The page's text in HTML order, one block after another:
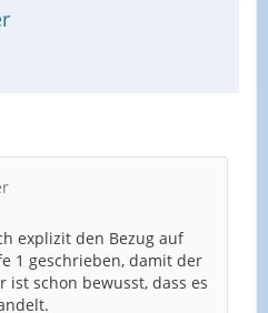
explizit den Bezug auf
1 geschrieben, damit der
schon bewusst, dass es